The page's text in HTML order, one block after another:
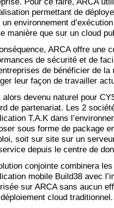
permettant de
un environnement
manière que sur un cloud
ARCA offre une
de sécurité et de
de bénéficier de
leur façon de travailler
alors devenu naturel pour
de partenariat. Les 2
T.A.K dans
sous forme de package
soit sur site sur un
depuis le centre de
conjointe combinera
mobile Build38 avec
sur ARCA sans aucun
cloud traditionnel.